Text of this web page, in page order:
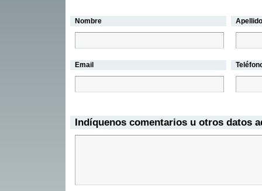
Nombre
Email
Indíquenos comentarios u otros datos